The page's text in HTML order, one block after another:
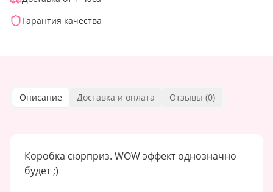
Гарантия качества
Описание Доставка и оплата Отзывы (0)
Коробка сюрприз. WOW эффект однозначно
будет ;)